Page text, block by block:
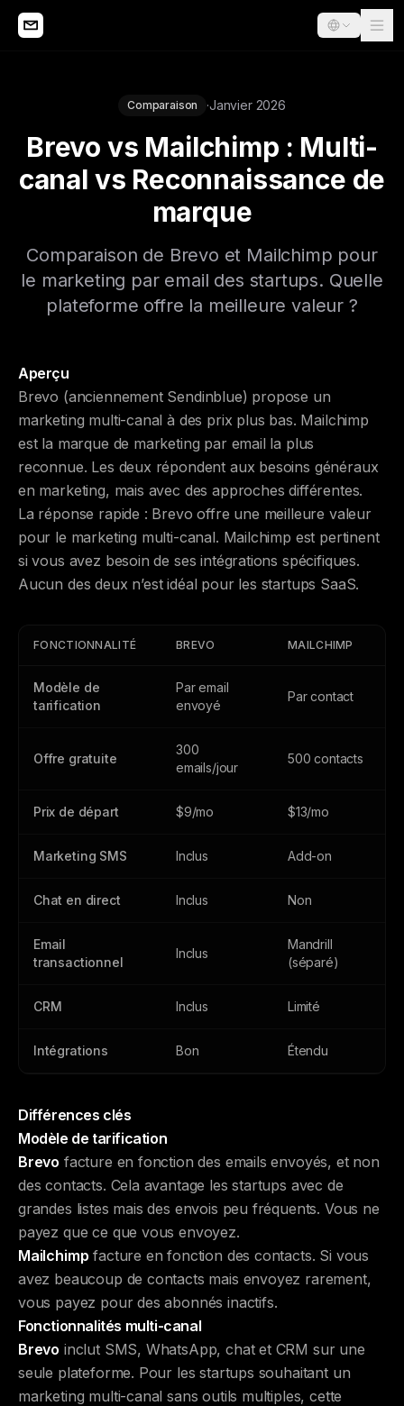
Comparaison ·Janvier 2026
Brevo vs Mailchimp : Multi-
canal vs Reconnaissance de
marque
Comparaison de Brevo et Mailchimp pour
le marketing par email des startups. Quelle
plateforme offre la meilleure valeur ?
Aperçu
Brevo (anciennement Sendinblue) propose un
marketing multi-canal à des prix plus bas. Mailchimp
est la marque de marketing par email la plus
reconnue. Les deux répondent aux besoins généraux
en marketing, mais avec des approches différentes.
La réponse rapide : Brevo offre une meilleure valeur
pour le marketing multi-canal. Mailchimp est pertinent
si vous avez besoin de ses intégrations spécifiques.
Aucun des deux n’est idéal pour les startups SaaS.
FONCTIONNALITÉ BREVO MAILCHIMP
Modèle de
tarification
Par email
envoyé
Par contact
Offre gratuite
300
emails/jour
500 contacts
Prix de départ $9/mo $13/mo
Marketing SMS Inclus Add-on
Chat en direct Inclus Non
Email
transactionnel
Inclus
Mandrill
(séparé)
CRM Inclus Limité
Intégrations Bon Étendu
Différences clés
Modèle de tarification
Brevo facture en fonction des emails envoyés, et non
des contacts. Cela avantage les startups avec de
grandes listes mais des envois peu fréquents. Vous ne
payez que ce que vous envoyez.
Mailchimp facture en fonction des contacts. Si vous
avez beaucoup de contacts mais envoyez rarement,
vous payez pour des abonnés inactifs.
Fonctionnalités multi-canal
Brevo inclut SMS, WhatsApp, chat et CRM sur une
seule plateforme. Pour les startups souhaitant un
marketing multi-canal sans outils multiples, cette